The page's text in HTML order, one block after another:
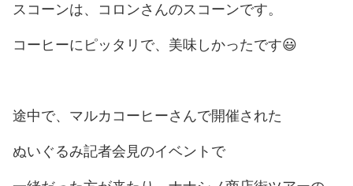
スコーンは、コロンさんのスコーンです。
コーヒーにピッタリで、美味しかったです😃
途中で、マルカコーヒーさんで開催された
ぬいぐるみ記者会見のイベントで